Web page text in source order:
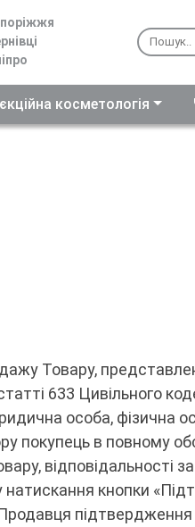
косметологія
Товару,
633 Цивільного
особа, фізична
покупець в повному
відповідальності
кнопки